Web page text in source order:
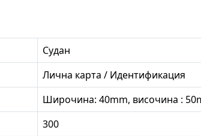
Судан
Лична карта / Идентификация
Широчина: 40mm, височина :
300